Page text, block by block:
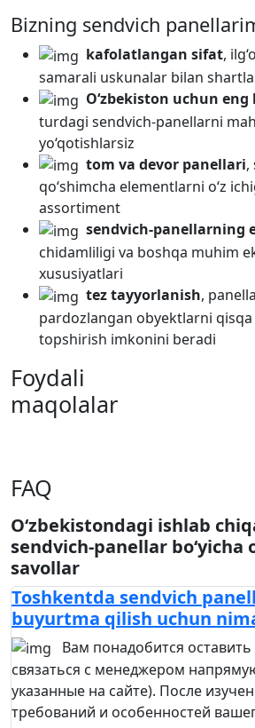
Bizning sendvich
kafolatlangan sifat,
samarali uskunalar bilan
O‘zbekiston uchun
turdagi sendvich-panellarni
yo‘qotishlarsiz
tom va devor panellari,
qo‘shimcha elementlarni o‘z
assortiment
sendvich-panellarning
chidamliligi va boshqa muhim
xususiyatlari
tez tayyorlanish,
pardozlangan obyektlarni
topshirish imkonini beradi
Foydali
maqolalar
FAQ
O‘zbekistondagi ishlab
sendvich-panellar bo‘yicha
savollar
Toshkentda sendvich
buyurtma qilish uchun
Вам понадобится
связаться с менеджером
указанные на сайте). После
требований и особенностей